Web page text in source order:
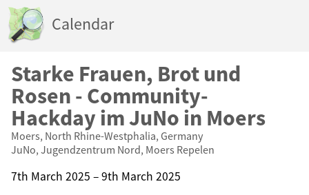
Calendar
Starke Frauen, Brot und
Rosen - Community-
Hackday im JuNo in Moers
Moers, North Rhine-Westphalia, Germany
JuNo, Jugendzentrum Nord, Moers Repelen
7th March 2025 – 9th March 2025